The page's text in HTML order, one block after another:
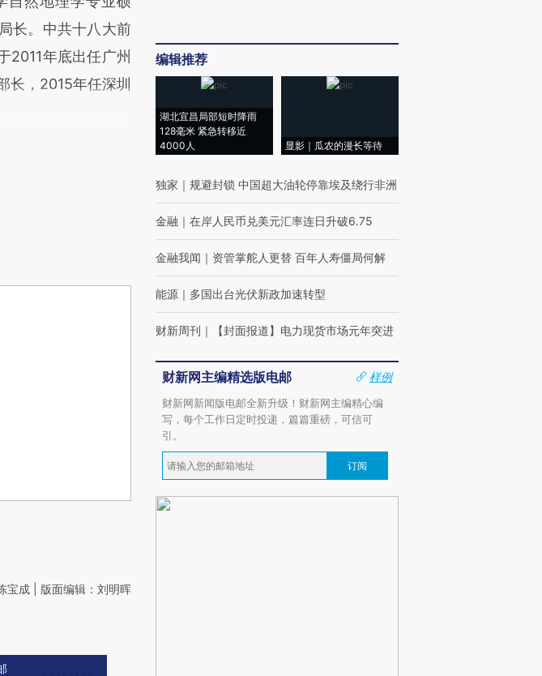
长。中共十八大前
2011年底出任广州
长，2015年任深圳
宝成 | 版面编辑：刘明晖
编辑推荐
湖北宜昌局部短时降雨
128毫米 紧急转移近
4000人
显影｜瓜农的漫长等待
独家 ｜ 规避封锁 中国超大油轮停靠埃及绕行非洲
金融 ｜ 在岸人民币兑美元汇率连日升破6.75
金融我闻 ｜ 资管掌舵人更替 百年人寿僵局何解
能源 ｜ 多国出台光伏新政加速转型
财新周刊 ｜ 【封面报道】电力现货市场元年突进
财新网主编精选版电邮
样例
财新网新闻版电邮全新升级！财新网主编精心编
写，每个工作日定时投递，篇篇重磅，可信可
引。
订阅